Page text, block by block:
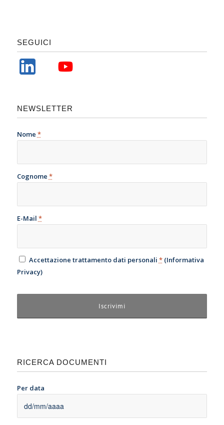
SEGUICI
NEWSLETTER
Nome *
Cognome *
E-Mail *
Accettazione trattamento dati personali *(Informativa
Privacy)
RICERCA DOCUMENTI
Per data